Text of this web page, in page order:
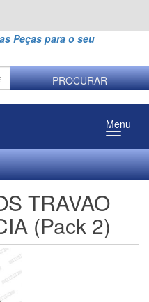
Peças para o seu
PROCURAR
Menu
TRAVAO
(Pack 2)